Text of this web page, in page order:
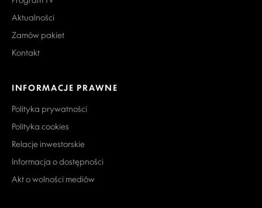
Aktualności
Zamów pakiet
Kontakt
INFORMACJE PRAWNE
Polityka prywatności
Polityka cookies
Relacje inwestorskie
Informacja o dostępności
Akt o wolności mediów